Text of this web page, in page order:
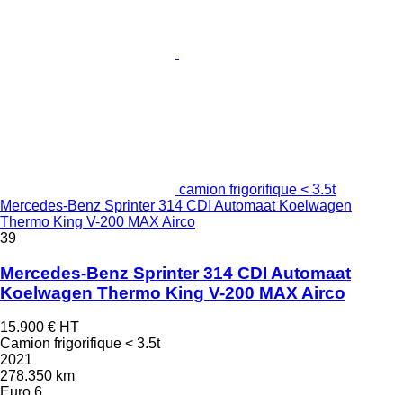
camion frigorifique < 3.5t
Mercedes-Benz Sprinter 314 CDI Automaat Koelwagen
Thermo King V-200 MAX Airco
39
Mercedes-Benz Sprinter 314 CDI Automaat
Koelwagen Thermo King V-200 MAX Airco
15.900 € HT
Camion frigorifique < 3.5t
2021
278.350 km